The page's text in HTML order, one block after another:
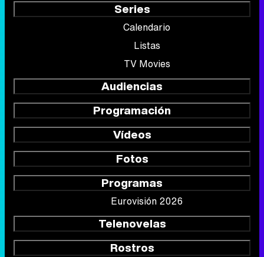
Series
Calendario
Listas
TV Movies
Audiencias
Programación
Vídeos
Fotos
Programas
Eurovisión 2026
Telenovelas
Rostros